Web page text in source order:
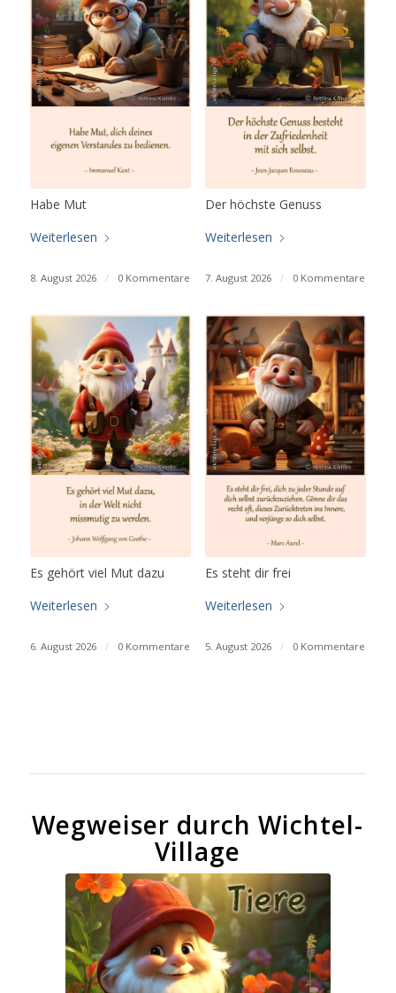
Habe Mut
Weiterlesen
8. August 2026 / 0 Kommentare
Der höchste Genuss
Weiterlesen
7. August 2026 / 0 Kommentare
Es gehört viel Mut dazu
Weiterlesen
6. August 2026 / 0 Kommentare
Es steht dir frei
Weiterlesen
5. August 2026 / 0 Kommentare
Wegweiser durch Wichtel-
Village